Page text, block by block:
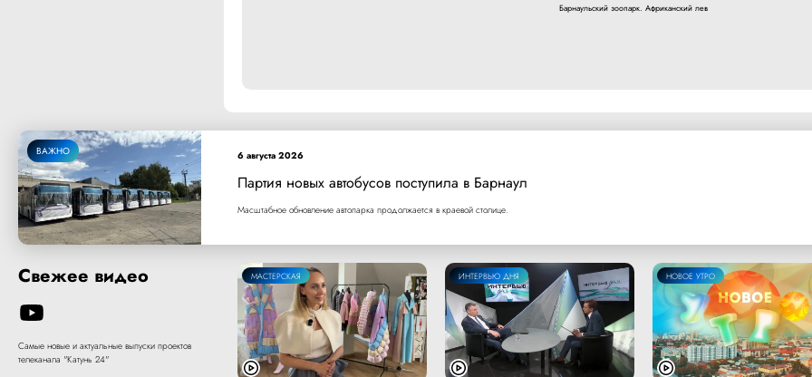
Барнаульский зоопарк. Африканский лев
ВАЖНО 6 августа 2026
Партия новых автобусов поступила в Барнаул
Масштабное обновление автопарка продолжается в краевой столице.
Свежее видео
Самые новые и актуальные выпуски проектов
телеканала "Катунь 24"
МАСТЕРСКАЯ ИНТЕРВЬЮ ДНЯ НОВОЕ УТРО